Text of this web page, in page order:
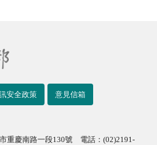
安全政策 意見信箱
重慶南路一段130號 電話：(02)2191-